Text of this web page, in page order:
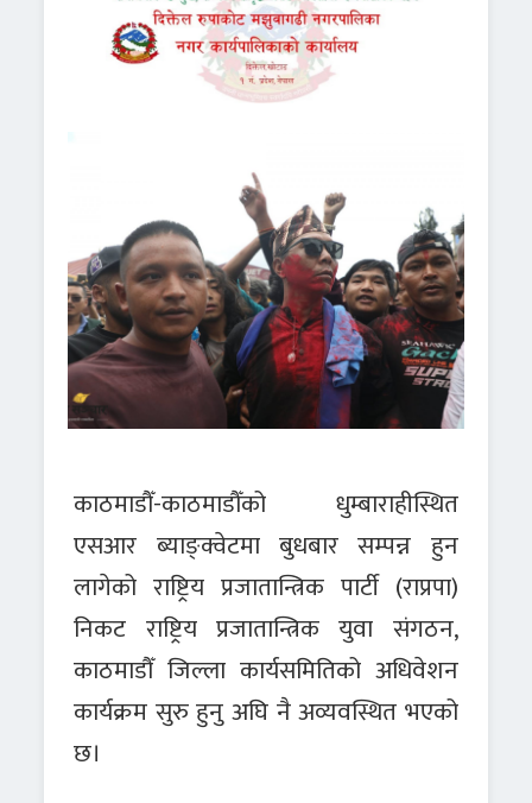
काठमाडौँ-काठमाडौँको धुम्बाराहीस्थित
एसआर ब्याङ्क्वेटमा बुधबार सम्पन्न हुन
लागेको राष्ट्रिय प्रजातान्त्रिक पार्टी (राप्रपा)
निकट राष्ट्रिय प्रजातान्त्रिक युवा संगठन,
काठमाडौँ जिल्ला कार्यसमितिको अधिवेशन
कार्यक्रम सुरु हुनु अघि नै अव्यवस्थित भएको
छ।